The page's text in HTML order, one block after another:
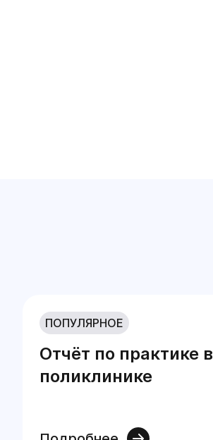
ПОПУЛЯРНОЕ
Отчёт по практике в
поликлинике